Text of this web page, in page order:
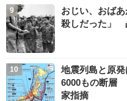
おじい、おば
殺しだった」
地震列島と原
6000もの断層
家指摘